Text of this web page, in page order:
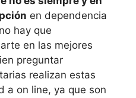
de
de
en dependencia
hay que
en las mejores
preguntar
realizan estas
a on line, ya que son